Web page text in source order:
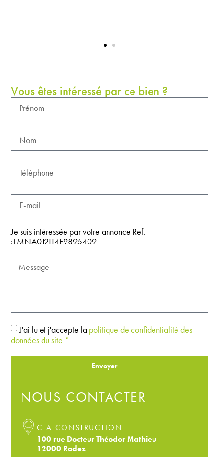
Vous êtes intéressé par ce bien ?
Je suis intéressée par votre annonce Ref.
:TMNA012114F9895409
J'ai lu et j'accepte la politique de confidentialité des
données du site *
Envoyer
NOUS CONTACTER
CTA CONSTRUCTION
100 rue Docteur Théodor Mathieu
12000 Rodez